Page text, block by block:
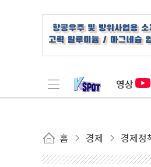
영상
홈 경제 경제정